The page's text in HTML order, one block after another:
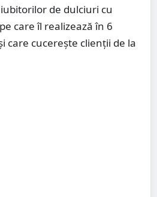
de dulciuri cu
care îl realizează în 6
care cucerește clienții de la